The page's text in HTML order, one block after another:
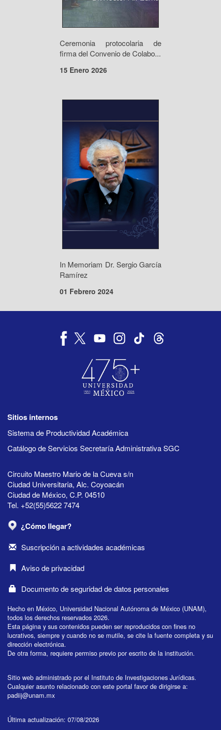
Ceremonia protocolaria de
firma del Convenio de Colabo...
15 Enero 2026
In Memoriam Dr. Sergio García
Ramírez
01 Febrero 2024
Sitios internos
Sistema de Productividad Académica
Catálogo de Servicios Secretaría Administrativa SGC
Circuito Maestro Mario de la Cueva s/n
Ciudad Universitaria, Alc. Coyoacán
Ciudad de México, C.P. 04510
Tel. +52(55)5622 7474
¿Cómo llegar?
Suscripción a actividades académicas
Aviso de privacidad
Documento de seguridad de datos personales
Hecho en México, Universidad Nacional Autónoma de México (UNAM),
todos los derechos reservados 2026.
Esta página y sus contenidos pueden ser reproducidos con fines no
lucrativos, siempre y cuando no se mutile, se cite la fuente completa y su
dirección electrónica.
De otra forma, requiere permiso previo por escrito de la institución.
Sitio web administrado por el Instituto de Investigaciones Jurídicas.
Cualquier asunto relacionado con este portal favor de dirigirse a:
padiij@unam.mx
Última actualización: 07/08/2026